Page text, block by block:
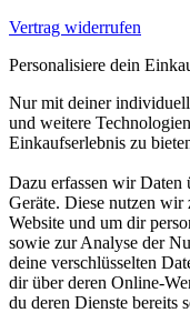
Vertrag widerrufen
Personalisiere dein
Nur mit deiner
und weitere
Einkaufserlebnis zu
Dazu erfassen wir Daten
Geräte. Diese nutzen
Website und um dir
sowie zur Analyse der
deine verschlüsselten
dir über deren Online-
du deren Dienste bereits